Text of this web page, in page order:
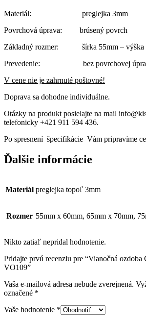
Materiál: preglejka 3mm
Povrchová úprava: brúsený povrch
Základný rozmer: šírka 55mm – výška
Prevedenie: bez povrchovej
V cene nie je zahrnuté poštovné!
Doprava sa dohodne individuálne.
Otázky na produkt posielajte na mail
telefonicky +421 911 594 436.
Po spresnení špecifikácie Vám pripravíme
Ďalšie informácie
Materiál preglejka topoľ 3mm
Rozmer 55mm x 60mm, 65mm x 70mm,
Nikto zatiaľ nepridal hodnotenie.
Pridajte prvú recenziu pre “Vianočná ozdoba
VO109”
Vaša e-mailová adresa nebude zverejnená.
označené *
Vaše hodnotenie *